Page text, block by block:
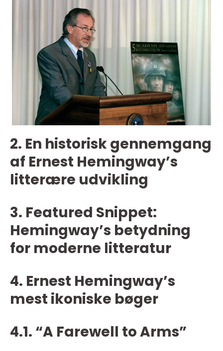
2. En historisk gennemgang
af Ernest Hemingway’s
litterære udvikling
3. Featured Snippet:
Hemingway’s betydning
for moderne litteratur
4. Ernest Hemingway’s
mest ikoniske bøger
4.1. “A Farewell to Arms”